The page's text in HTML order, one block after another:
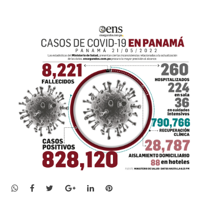
WhatsApp
Facebook
TwitterGoogle+LinkedInPinterest